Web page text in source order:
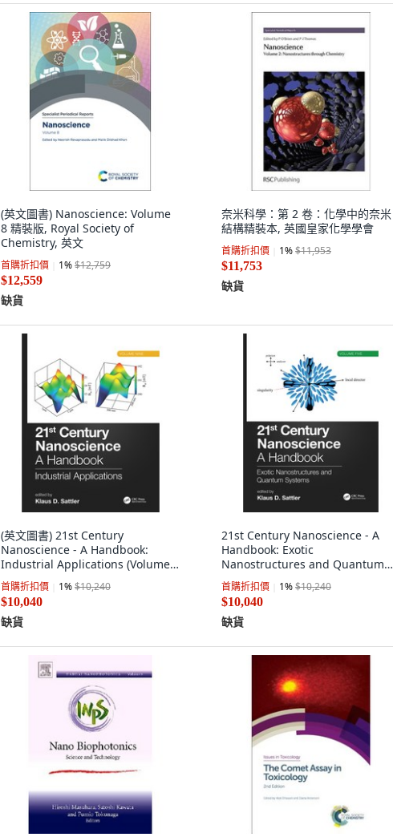
(英文圖書) Nanoscience: Volume
8 精裝版, Royal Society of
Chemistry, 英文
首購折扣價 1%$12,759
$12,559
缺貨
奈米科學：第 2 卷：化學中的奈米
結構精裝本, 英國皇家化學學會
首購折扣價 1%$11,953
$11,753
缺貨
(英文圖書) 21st Century
Nanoscience - A Handbook:
Industrial Applications (Volume
Nine) 精裝版, CRC Press, 英文
首購折扣價 1%$10,240
$10,040
缺貨
21st Century Nanoscience - A
Handbook: Exotic
Nanostructures and Quantum
Systems (Volume Five) 精裝版,
CRC Press, 英文
首購折扣價 1%$10,240
$10,040
缺貨